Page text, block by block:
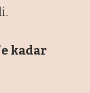
kadar